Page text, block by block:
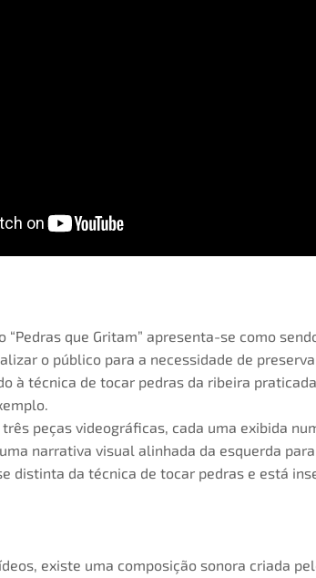
“Pedras que Gritam” apresenta-se como
o público para a necessidade de
à técnica de tocar pedras da ribeira
peças videográficas, cada uma exibida
narrativa visual alinhada da esquerda
distinta da técnica de tocar pedras e está
existe uma composição sonora criada